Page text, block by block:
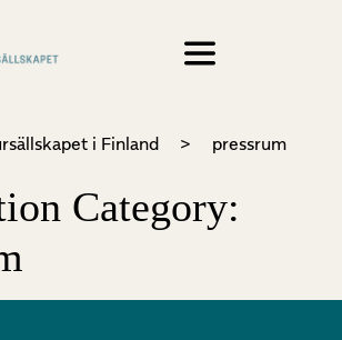
i Finland > pressrum
Category: